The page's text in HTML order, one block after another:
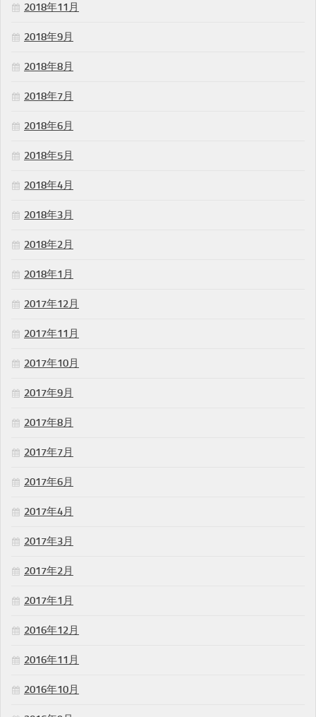
2018年11月
2018年9月
2018年8月
2018年7月
2018年6月
2018年5月
2018年4月
2018年3月
2018年2月
2018年1月
2017年12月
2017年11月
2017年10月
2017年9月
2017年8月
2017年7月
2017年6月
2017年4月
2017年3月
2017年2月
2017年1月
2016年12月
2016年11月
2016年10月